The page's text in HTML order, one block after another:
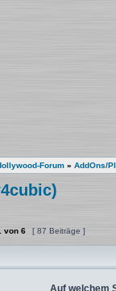
Forum » AddOns/
antworten
von 6 [ 87 Beiträge ]
Auf welchem